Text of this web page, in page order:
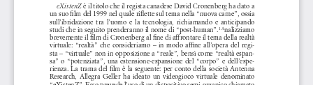
eXistenZ è il titolo che il regista canadese David Cronenberg ha dato a
un suo film del 1999 nel quale riflette sul tema nella “nuova carne”, ossia
sull’ibridazione  tra  l’uomo  e  la  tecnologia,  richiamando  e  anticipando
studi che in seguito prenderanno il nome di “post-human”.
1 Analizziamo
brevemente il film di Cronenberg al fine di affrontare il tema della realtà
virtuale:  “realtà”  che  consideriamo  –  in  modo  affine  all’opera  del  regi-
sta – “virtuale” non in opposizione a “reale”, bensì come “realtà espan-
sa”  o  “potenziata”,  una  estensione-espansione  del  “corpo”  e  dell’espe-
rienza. La trama del film è la seguente: per conto della società Antenna
Research,  Allegra  Geller  ha  ideato  un  videogioco  virtuale  denominato
“eXistenZ”. Esso prevede l’uso di un dispositivo semi-organico chiamato